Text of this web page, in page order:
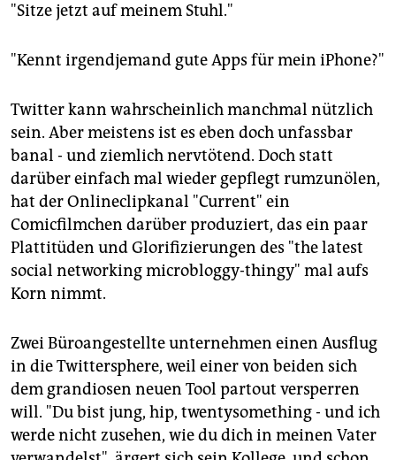
epaper login
"Sitze jetzt auf meinem Stuhl."
"Kennt irgendjemand gute Apps für mein iPhone?"
Twitter kann wahrscheinlich manchmal nützlich
sein. Aber meistens ist es eben doch unfassbar
banal - und ziemlich nervtötend. Doch statt
darüber einfach mal wieder gepflegt rumzunölen,
hat der Onlineclipkanal "Current" ein
Comicfilmchen darüber produziert, das ein paar
Plattitüden und Glorifizierungen des "the latest
social networking microbloggy-thingy" mal aufs
Korn nimmt.
Zwei Büroangestellte unternehmen einen Ausflug
in die Twittersphere, weil einer von beiden sich
dem grandiosen neuen Tool partout versperren
will. "Du bist jung, hip, twentysomething - und ich
werde nicht zusehen, wie du dich in meinen Vater